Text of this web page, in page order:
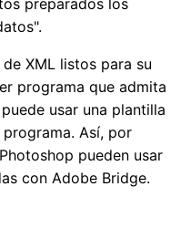
preparados los
XML listos para su
programa que admita
usar una plantilla
Así, por
pueden usar
con Adobe Bridge.